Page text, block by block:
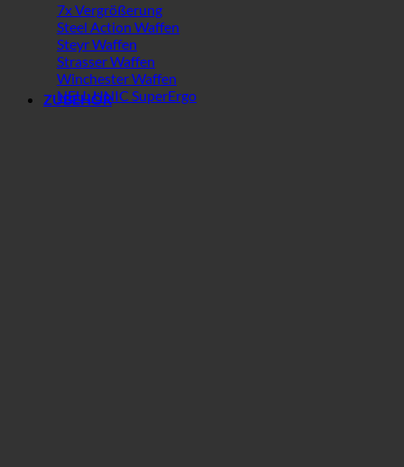
7x Vergrößerung
Steel Action Waffen
Steyr Waffen
Strasser Waffen
Winchester Waffen
NEU: UNIC SuperErgo
ZUBEHÖR